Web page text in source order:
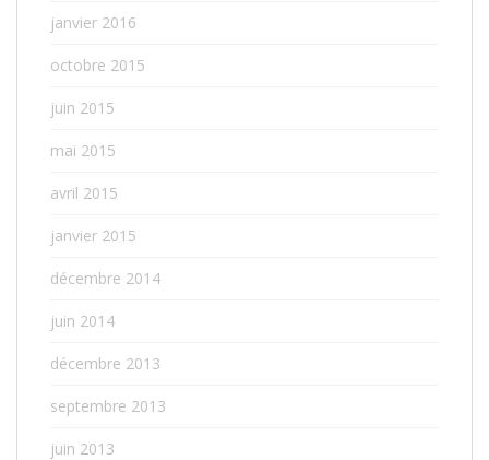
janvier 2016
octobre 2015
juin 2015
mai 2015
avril 2015
janvier 2015
décembre 2014
juin 2014
décembre 2013
septembre 2013
juin 2013